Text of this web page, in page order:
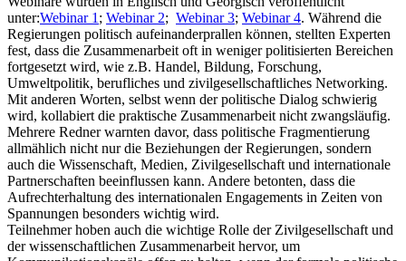
unter:Webinar 1 ; Webinar 2; Webinar 3; Webinar 4. Während die
Regierungen politisch aufeinanderprallen können, stellten Experten
fest, dass die Zusammenarbeit oft in weniger politisierten Bereichen
fortgesetzt wird, wie z.B. Handel, Bildung, Forschung,
Umweltpolitik, berufliches und zivilgesellschaftliches Networking.
Mit anderen Worten, selbst wenn der politische Dialog schwierig
wird, kollabiert die praktische Zusammenarbeit nicht zwangsläufig.
Mehrere Redner warnten davor, dass politische Fragmentierung
allmählich nicht nur die Beziehungen der Regierungen, sondern
auch die Wissenschaft, Medien, Zivilgesellschaft und internationale
Partnerschaften beeinflussen kann. Andere betonten, dass die
Aufrechterhaltung des internationalen Engagements in Zeiten von
Spannungen besonders wichtig wird.
Teilnehmer hoben auch die wichtige Rolle der Zivilgesellschaft und
der wissenschaftlichen Zusammenarbeit hervor, um